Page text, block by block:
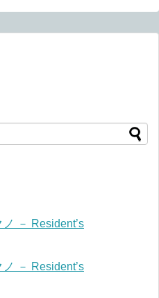
－ Resident’s
－ Resident’s